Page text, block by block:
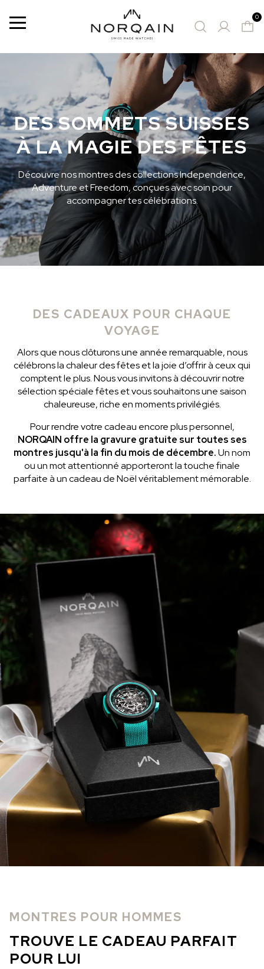
Menu 0
MONTRES PROPOSÉES
WILD ONE SKELETON
42mm
ADVENTURE CHRONO
41mm
RUPTURE DE STOCK
CHF 5,250
WILD ONE SKELETON
GREY
DES SOMMETS SUISSES
À LA MAGIE DES FÊTES
Découvre nos montres des collections Independence,
Adventure et Freedom, conçues avec soin pour
accompagner tes célébrations.
DES CADEAUX POUR CHAQUE
VOYAGE
Alors que nous clôturons une année remarquable, nous
célébrons la chaleur des fêtes et la joie d’offrir à ceux qui
comptent le plus. Nous vous invitons à découvrir notre
sélection spéciale fêtes et vous souhaitons une saison
chaleureuse, riche en moments privilégiés.
Pour rendre votre cadeau encore plus personnel,
NORQAIN offre la gravure gratuite sur toutes ses
montres jusqu'à la fin du mois de décembre.Un nom
ou un mot attentionné apporteront la touche finale
parfaite à un cadeau de Noël véritablement mémorable.
MONTRES POUR HOMMES
TROUVE LE CADEAU PARFAIT
POUR LUI